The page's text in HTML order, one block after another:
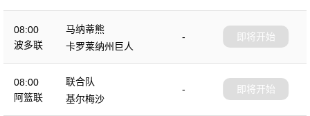
08:00
波多联
马纳蒂熊
-
卡罗莱纳州巨人
即将开始
08:00
阿篮联
联合队
-
基尔梅沙
即将开始